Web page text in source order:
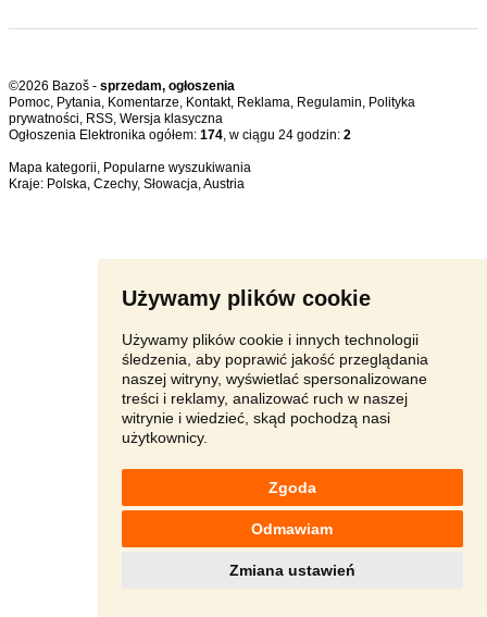
Używamy plików cookie
Używamy plików cookie i innych technologii
śledzenia, aby poprawić jakość przeglądania
naszej witryny, wyświetlać spersonalizowane
treści i reklamy, analizować ruch w naszej
witrynie i wiedzieć, skąd pochodzą nasi
użytkownicy.
Zgoda
Odmawiam
Zmiana ustawień
©2026 Bazoš - sprzedam, ogłoszenia
Pomoc, Pytania, Komentarze, Kontakt, Reklama, Regulamin, Polityka
prywatności, RSS,
Ogłoszenia Elektronika ogółem: 174, w ciągu 24 godzin: 2
Mapa kategorii, Popularne wyszukiwania
Kraje: Polska, Czechy, Słowacja,Austria